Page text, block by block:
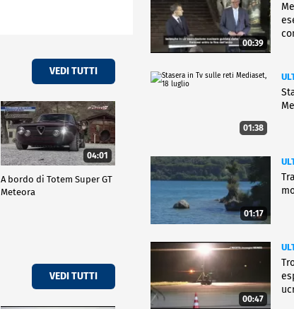
VEDI TUTTI
04:01
A bordo di Totem Super GT
Meteora
VEDI TUTTI
00:39
01:38
01:17
00:47